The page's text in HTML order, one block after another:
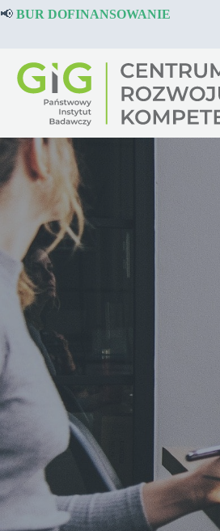
Przejdź
do
📢 BUR DOFINANSOWANIE